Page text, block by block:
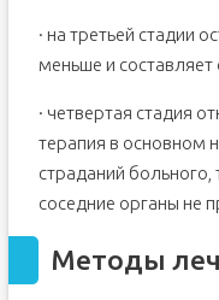
· на третьей стадии
меньше и составляет
· четвертая стадия
терапия в основном
страданий больного,
соседние органы не
Методы